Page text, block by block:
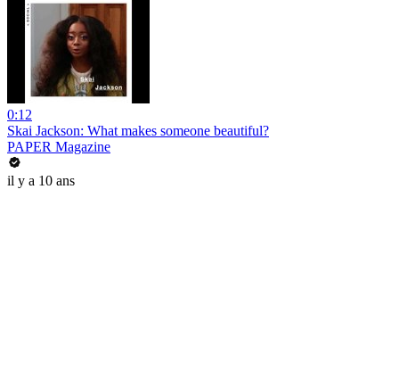
0:12
Skai Jackson: What makes someone beautiful?
PAPER Magazine
il y a 10 ans